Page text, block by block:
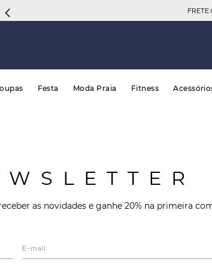
FRETE
Festa Moda Praia Fitness
as novidades e ganhe 20% na primeira